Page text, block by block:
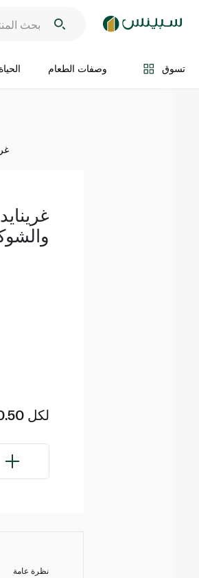
تسوق وصفات الطعام
اضف الى السلة
لكل
نظرة عامة